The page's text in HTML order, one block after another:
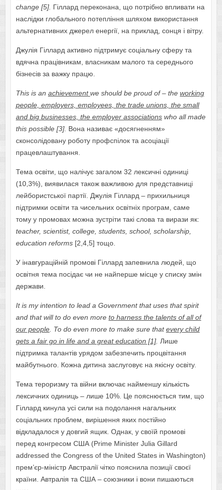
change [5]. Гіллард переконана, що потрібно впливати на
наслідки глобального потепління шляхом використання
альтернативних джерел енергії, на приклад, сонця і вітру.
Джулія Гіллард активно підтримує соціальну сферу та
вдячна працівникам, власникам малого та середнього
бізнесів за важку працю.
This is an achievementwe should be proud of – the working
people, employers, employees, the trade unions, the small
and big businesses, the employer associationswho all made
this possible [3]. Вона називає «досягненням»
сконсолідовану роботу профспілок та асоціації
працевлаштування.
Тема освіти, що налічує загалом 32 лексичні одиниці
(10,3%), виявилася також важливою для представниці
лейбористської партії. Джулія Гіллард – прихильниця
підтримки освіти та чисельних освітніх програм, саме
тому у промовах можна зустріти такі слова та вирази як:
teacher, scientist, college, students, school, scholarship,
education reforms[2,4,5] тощо.
У інавгураційній промові Гіллард запевнила людей, що
освітня тема посідає чи не найперше місце у списку змін
держави.
It is my intention to lead a Government that uses that spirit
and that will to do even more to harness the talents of all of
our people. To do even more to make sure thatevery child
gets a fair go in life and a great education [1]. Лише
підтримка талантів урядом забезпечить процвітання
майбутнього. Кожна дитина заслуговує на якісну освіту.
Тема тероризму та війни включає найменшу кількість
лексичних одиниць – лише 10%. Це пояснюється тим, що
Гіллард кинула усі сили на подолання нагальних
соціальних проблем, вирішення яких постійно
відкладалося у довгий ящик. Однак, у своїй промові
перед конгресом США (Prime Minister Julia Gillard
addressed the Congress of the United States in Washington)
прем’єр-міністр Австралії чітко пояснила позиції своєї
країни. Автралія та США – союзники і вони пишаються